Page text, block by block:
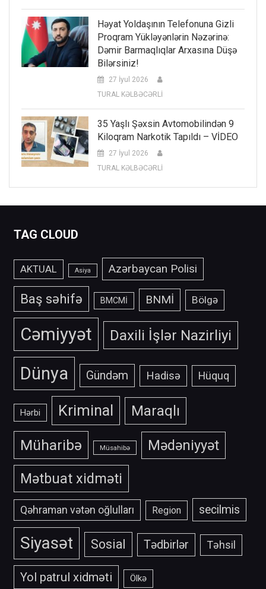
Həyat Yoldaşının Telefonuna Gizli
Proqram Yükləyənlərin Nəzərinə:
Dəmir Barmaqlıqlar Arxasına Düşə
Bilərsiniz!
27 İyul 2026
TURAL KƏLBƏCƏRLİ
35 Yaşlı Şəxsin Avtomobilindən 9
Kiloqram Narkotik Tapıldı – VİDEO
27 İyul 2026
TURAL KƏLBƏCƏRLİ
TAG CLOUD
AKTUAL Asiya Azərbaycan Polisi
Baş səhifə BMCMİ BNMİ Bölgə
Cəmiyyət Daxili İşlər Nazirliyi
Dünya Gündəm Hadisə Hüquq
Hərbi Kriminal Maraqlı
Müharibə Müsahibə
Mədəniyyət
Mətbuat xidməti
Qəhraman vətən oğlulları Region secilmis
Siyasət Sosial Tədbirlər Təhsil
Yol patrul xidməti Ölkə